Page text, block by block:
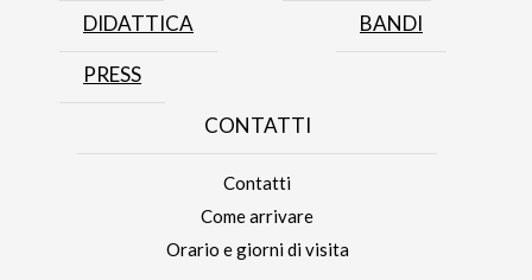
DIDATTICA BANDI
PRESS
CONTATTI
Contatti
Come arrivare
Orario e giorni di visita